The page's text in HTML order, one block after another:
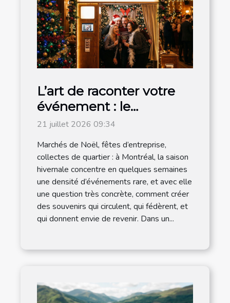
L’art de raconter votre
événement : le
photobooth s’invite à la
magie de noël
21 juillet 2026 09:34
Marchés de Noël, fêtes d’entreprise,
collectes de quartier : à Montréal, la saison
hivernale concentre en quelques semaines
une densité d’événements rare, et avec elle
une question très concrète, comment créer
des souvenirs qui circulent, qui fédèrent, et
qui donnent envie de revenir. Dans un...